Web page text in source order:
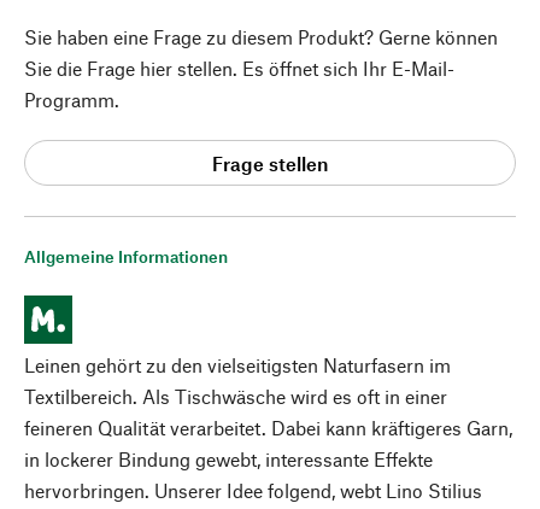
Allgemeine Informationen
Leinen gehört zu den vielseitigsten Naturfasern im
Textilbereich. Als Tischwäsche wird es oft in einer
feineren Qualität verarbeitet. Dabei kann kräftigeres Garn,
in lockerer Bindung gewebt, interessante Effekte
hervorbringen. Unserer Idee folgend, webt Lino Stilius
Sie haben eine Frage zu diesem Produkt? Gerne können
Sie die Frage hier stellen. Es öffnet sich Ihr E-Mail-
Programm.
Frage stellen